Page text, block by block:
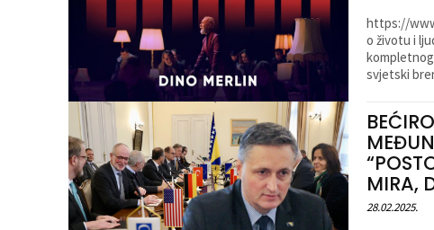
https://
o životu i
svjetski
MIRA,
28.02.2025.